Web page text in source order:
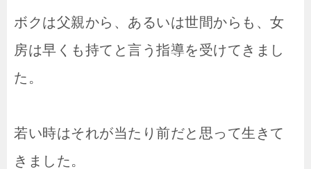
ボクは父親から、あるいは世間からも、女
房は早くも持てと言う指導を受けてきまし
た。
若い時はそれが当たり前だと思って生きて
きました。